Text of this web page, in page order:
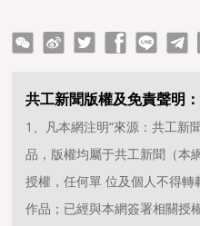
linetelegram copy
共工新聞版權及免責聲明：
1、凡本網注明“來源：共工新
品，版權均屬于共工新聞（本
授權，任何單 位及個人不得
作品；已經與本網簽署相關授